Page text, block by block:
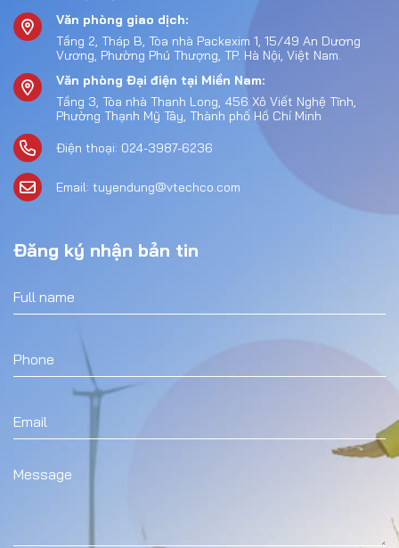
Văn phòng giao dịch:
Tầng 2, Tháp B, Tòa nhà Packexim 1, 15/49 An Dương
Vương, Phường Phú Thượng, TP. Hà Nội, Việt Nam.
Văn phòng Đại điện tại Miền Nam:
Tầng 3, Tòa nhà Thanh Long, 456 Xô Viết Nghệ Tĩnh,
Phường Thạnh Mỹ Tây, Thành phố Hồ Chí Minh
Điện thoại: 024-3987-6236
Email: tuyendung@vtechco.com
Đăng ký nhận bản tin